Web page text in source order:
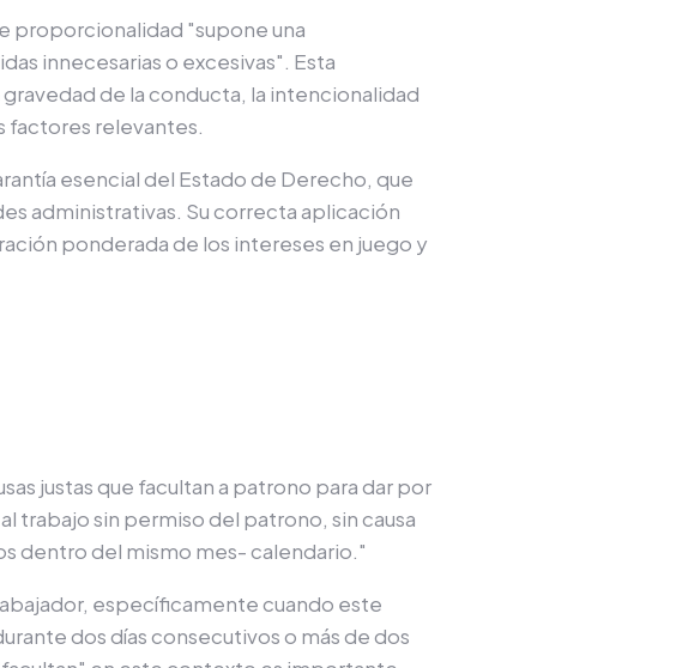
proporcionalidad "supone una
innecesarias o excesivas". Esta
de la conducta, la intencionalidad
factores relevantes.
esencial del Estado de Derecho, que
administrativas. Su correcta aplicación
ponderada de los intereses en juego y
justas que facultan a patrono para dar por
trabajo sin permiso del patrono, sin causa
dentro del mismo mes- calendario."
específicamente cuando este
dos días consecutivos o más de dos